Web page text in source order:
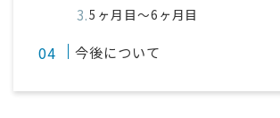
5ヶ月目〜6ヶ月目
今後について